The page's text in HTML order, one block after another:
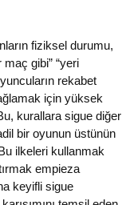
fiziksel durumu,
gibi” “yeri
rekabet
için yüksek
kurallara sigue diğer
bir oyunun üstünün
ilkeleri kullanmak
empieza
keyifli sigue